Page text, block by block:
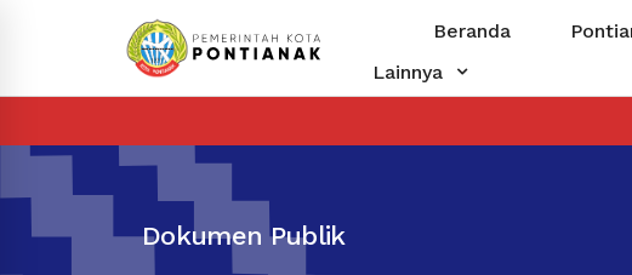
Beranda
Lainnya
Dokumen Publik